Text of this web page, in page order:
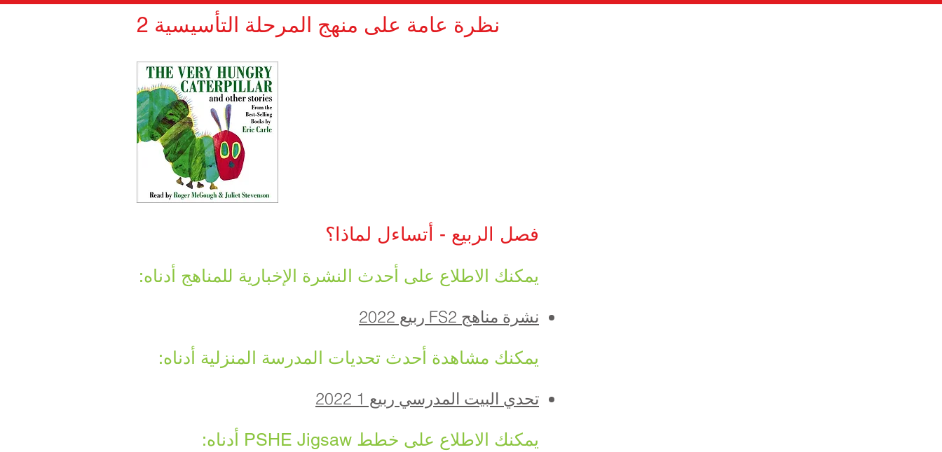
نظرة عامة على منهج المرحلة التأسيسية 2
فصل الربيع - أتساءل لماذا؟
يمكنك الاطلاع على أحدث النشرة الإخبارية للمناهج أدناه:
نشرة مناهج FS2 ربيع 2022
يمكنك مشاهدة أحدث تحديات المدرسة المنزلية أدناه:
تحدي البيت المدرسي ربيع 1 2022
يمكنك الاطلاع على خطط PSHE Jigsaw أدناه: